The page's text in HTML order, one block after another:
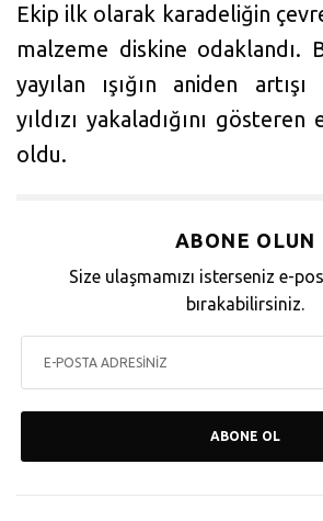
Ekip ilk olarak karadeliğin
malzeme diskine odaklandı.
yayılan ışığın aniden
yıldızı yakaladığını
oldu.
ABONE OLUN
Size ulaşmamızı isterseniz e-
bırakabilirsiniz.
ABONE OL